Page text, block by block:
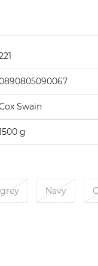
Swain
g
grey Navy